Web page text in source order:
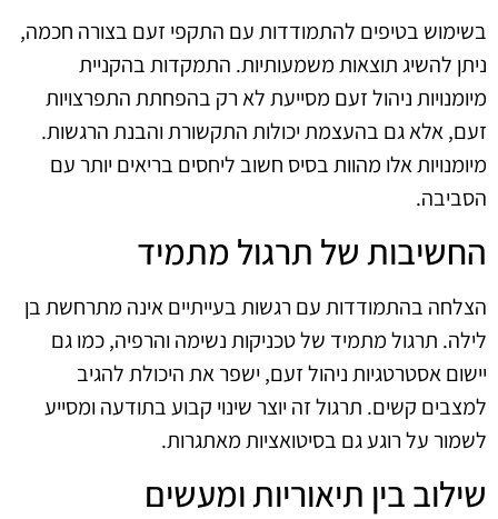
בשימוש בטיפים להתמודדות עם התקפי זעם בצורה חכמה,
ניתן להשיג תוצאות משמעותיות. התמקדות בהקניית
מיומנויות ניהול זעם מסייעת לא רק בהפחתת התפרצויות
זעם, אלא גם בהעצמת יכולות התקשורת והבנת הרגשות.
מיומנויות אלו מהוות בסיס חשוב ליחסים בריאים יותר עם
הסביבה.
החשיבות של תרגול מתמיד
הצלחה בהתמודדות עם רגשות בעייתיים אינה מתרחשת בן
לילה. תרגול מתמיד של טכניקות נשימה והרפיה, כמו גם
יישום אסטרטגיות ניהול זעם, ישפר את היכולת להגיב
למצבים קשים. תרגול זה יוצר שינוי קבוע בתודעה ומסייע
לשמור על רוגע גם בסיטואציות מאתגרות.
שילוב בין תיאוריות ומעשים